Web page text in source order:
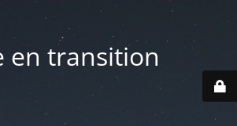
en transition